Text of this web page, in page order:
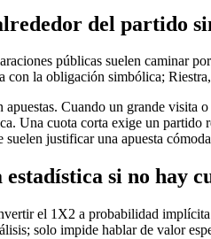
del partido
públicas suelen caminar
con la obligación simbólica;
Cuando un grande
Una cuota corta exige un
suelen justificar una apuesta
si no hay
el 1X2 a probabilidad
solo impide hablar de valor